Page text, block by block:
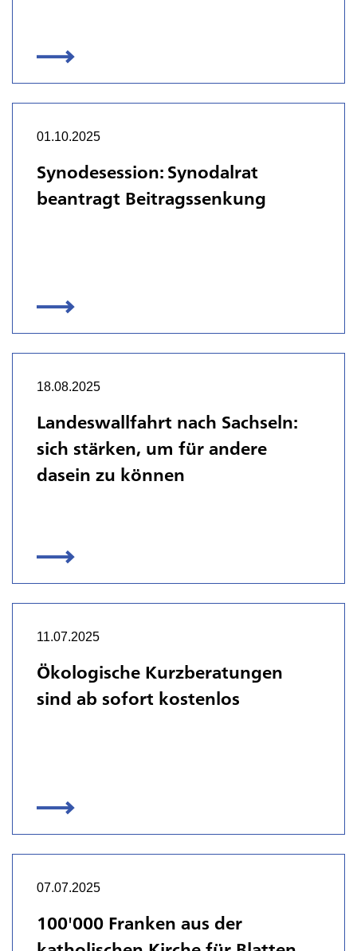
01.10.2025
Synodesession: Synodalrat
beantragt Beitragssenkung
18.08.2025
Landeswallfahrt nach Sachseln:
sich stärken, um für andere
dasein zu können
11.07.2025
Ökologische Kurzberatungen
sind ab sofort kostenlos
07.07.2025
100'000 Franken aus der